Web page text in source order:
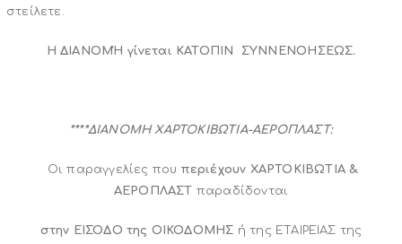
στείλετε.
Η ΔΙΑΝΟΜΉ γίνεται ΚΑΤΟΠΙΝ ΣΥΝΝΕΝΟΗΣΕΩΣ.
****ΔΙΑΝΟΜΗ ΧΑΡΤΟΚΙΒΩΤΙΑ-ΑΕΡΟΠΛΑΣΤ:
Οι παραγγελίες που περιέχουν ΧΑΡΤΟΚΙΒΩΤΙΑ &
ΑΕΡΟΠΛΑΣΤ παραδίδονται
στην ΕΙΣΟΔΟ της ΟΙΚΟΔΟΜΗΣ ή της ΕΤΑΙΡΕΙΑΣ της